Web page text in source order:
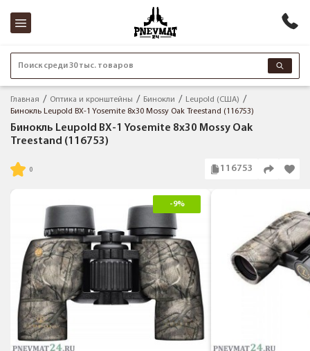
Поиск среди 30 тыс. товаров
Главная Оптика и кронштейны Бинокли
Leupold (США)
Бинокль Leupold BX-1 Yosemite 8x30 Mossy Oak Treestand (116753)
Бинокль Leupold BX-1 Yosemite 8x30 Mossy Oak
Treestand (116753)
116753
-9%